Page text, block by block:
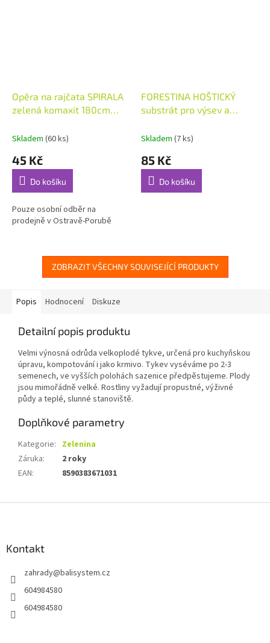
Opěra na rajčata SPIRALA
zelená komaxit 180cm
Skladem (60 ks)
45 Kč
Do košíku
Pouze osobní odběr na
prodejně v Ostravě-Porubě
FORESTINA HOŠTICKÝ
substrát pro výsev a
Skladem (7 ks)
85 Kč
Do košíku
ZOBRAZIT VŠECHNY SOUVISEJÍCÍ PRODUKTY
Popis Hodnocení Diskuze
Detailní popis produktu
Velmi výnosná odrůda velkoplodé tykve, určená pro kuchyňskou
úpravu, kompotování i jako krmivo. Tykev vyséváme po 2-3
semenech, ve vyšších polohách sazenice předpěstujeme. Plody
jsou mimořádně velké. Rostliny vyžadují propustné, výživné
půdy a teplé, slunné stanoviště.
Doplňkové parametry
Kategorie: Zelenina
Záruka:
2 roky
EAN: 8590383671031
Kontakt
zahrady@balisystem.cz
604984580
604984580